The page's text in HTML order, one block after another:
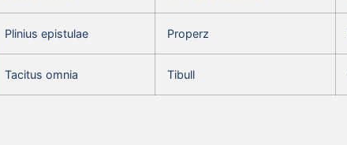
Plinius epistulae Properz
Tacitus omnia Tibull